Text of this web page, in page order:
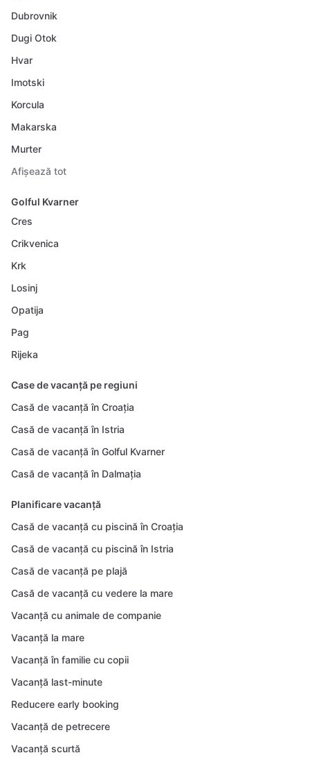
Dubrovnik
Dugi Otok
Hvar
Imotski
Korcula
Makarska
Murter
Afișează tot
Golful Kvarner
Cres
Crikvenica
Krk
Losinj
Opatija
Pag
Rijeka
Case de vacanță pe regiuni
Casă de vacanță în Croația
Casă de vacanță în Istria
Casă de vacanță în Golful Kvarner
Casă de vacanță în Dalmația
Planificare vacanță
Casă de vacanță cu piscină în Croația
Casă de vacanță cu piscină în Istria
Casă de vacanță pe plajă
Casă de vacanță cu vedere la mare
Vacanță cu animale de companie
Vacanță la mare
Vacanță în familie cu copii
Vacanță last-minute
Reducere early booking
Vacanță de petrecere
Vacanță scurtă